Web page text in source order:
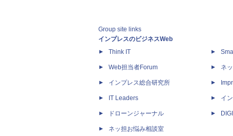
Group site links
インプレスのビジネスWeb
Think IT
Web担当者Forum
インプレス総合研究所
IT Leaders
ドローンジャーナル
ネッ担お悩み相談室
ネ
イ